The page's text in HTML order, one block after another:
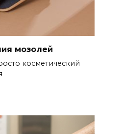
мозолей
косметический